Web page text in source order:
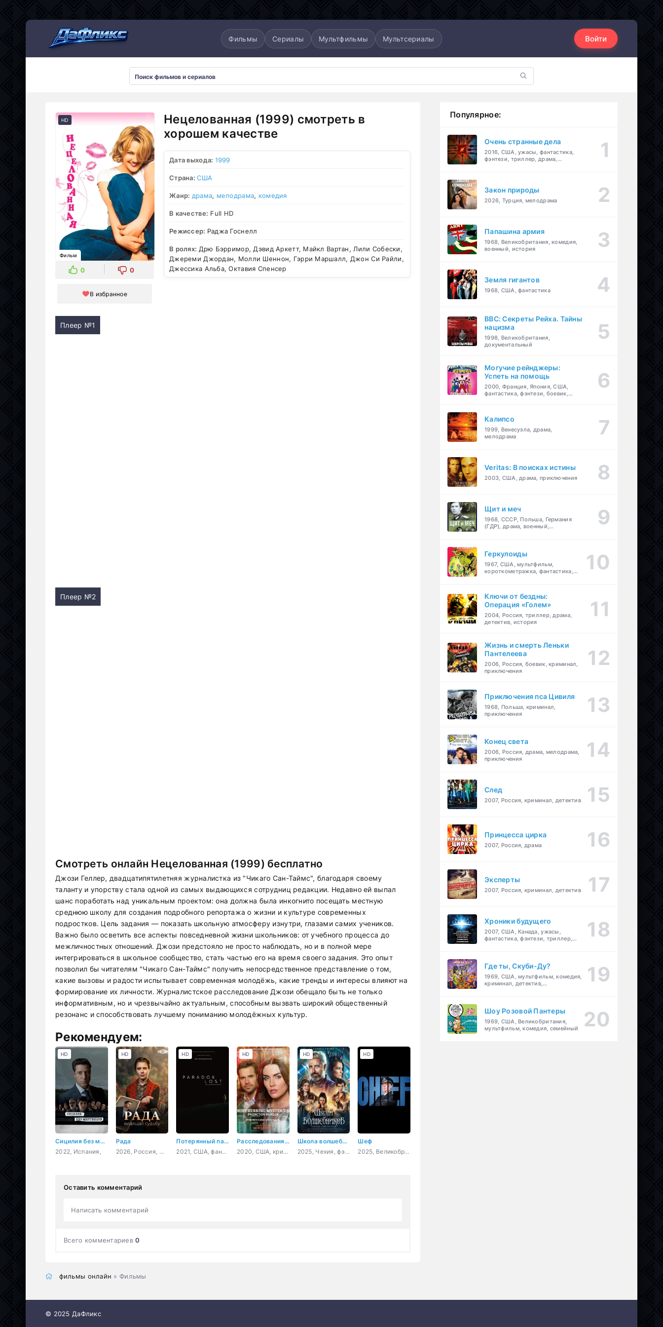
Фильмы Сериалы Мультфильмы Мультсериалы Войти
HD
Фильм
0 0
В избранное
Нецелованная (1999) смотреть в
хорошем качестве
Дата выхода: 1999
Страна:США
Жанр: драма, мелодрама, комедия
В качестве: Full HD
Режиссер: Раджа Госнелл
В ролях: Дрю Бэрримор, Дэвид Аркетт, Майкл Вартан, Лили Собески,
Джереми Джордан, Молли Шеннон, Гэрри Маршалл, Джон Си Райли,
Джессика Альба, Октавия Спенсер
Плеер №1
Плеер №2
Смотреть онлайн Нецелованная (1999) бесплатно
Джози Геллер, двадцатипятилетняя журналистка из "Чикаго Сан-Таймс", благодаря своему
таланту и упорству стала одной из самых выдающихся сотрудниц редакции. Недавно ей выпал
шанс поработать над уникальным проектом: она должна была инкогнито посещать местную
среднюю школу для создания подробного репортажа о жизни и культуре современных
подростков. Цель задания — показать школьную атмосферу изнутри, глазами самих учеников.
Важно было осветить все аспекты повседневной жизни школьников: от учебного процесса до
межличностных отношений. Джози предстояло не просто наблюдать, но и в полной мере
интегрироваться в школьное сообщество, стать частью его на время своего задания. Это опыт
позволил бы читателям "Чикаго Сан-Таймс" получить непосредственное представление о том,
какие вызовы и радости испытывает современная молодёжь, какие тренды и интересы влияют на
формирование их личности. Журналистское расследование Джози обещало быть не только
информативным, но и чрезвычайно актуальным, способным вызвать широкий общественный
резонанс и способствовать лучшему пониманию молодёжных культур.
Рекомендуем:
Сицилия без мертвецов
2022, Испания,
HD
Рада
2026, Россия, мелодрама, детектив, криминал
HD
Потерянный парадокс
2021, США, фантастика, комедия
HD
Расследования Руби Херринг: Предсказание убийства
2020, США, криминал, детектив
HD
Школа волшебников
2025, Чехия, фэнтези, семейный
HD
Шеф
2025, Великобритания, комедия
HD
Оставить комментарий
Написать комментарий
Всего комментариев0
фильмы онлайн » Фильмы
Популярное:
Очень странные дела
2016, США, ужасы, фантастика,
фэнтези, триллер, драма,
Закон природы
2026, Турция, мелодрама
Папашина армия
1968, Великобритания, комедия,
военный, история
Земля гигантов
1968, США, фантастика
BBC: Секреты Рейха. Тайны
нацизма
1998, Великобритания,
документальный
Могучие рейнджеры:
Успеть на помощь
2000, Франция, Япония, США,
фантастика, фэнтези, боевик,
Калипсо
1999, Венесуэла, драма,
мелодрама
Veritas: В поисках истины
2003, США, драма, приключения
Щит и меч
1968, СССР, Польша, Германия
(ГДР), драма, военный,
Геркулоиды
1967, США, мультфильм,
короткометражка, фантастика,
Ключи от бездны:
Операция «Голем»
2004, Россия, триллер, драма,
детектив, история
Жизнь и смерть Леньки
Пантелеева
2006, Россия, боевик, криминал,
приключения
Приключения пса Цивиля
1968, Польша, криминал,
приключения
Конец света
2006, Россия, драма, мелодрама,
приключения
След
2007, Россия, криминал, детектив
Принцесса цирка
2007, Россия, драма
Эксперты
2007, Россия, криминал, детектив
Хроники будущего
2007, США, Канада, ужасы,
фантастика, фэнтези, триллер,
Где ты, Скуби-Ду?
1969, США, мультфильм, комедия,
криминал, детектив,
Шоу Розовой Пантеры
1969, США, Великобритания,
мультфильм, комедия, семейный
© 2025 ДаФликс
Мультсериалы